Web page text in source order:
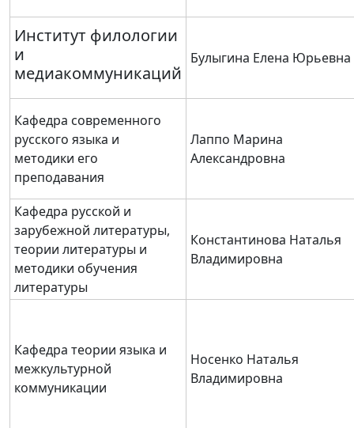
Институт филологии
и
медиакоммуникаций
Булыгина Елена Юрьевна
Кафедра современного
русского языка и
методики его
преподавания
Лаппо Марина
Александровна
Кафедра русской и
зарубежной литературы,
теории литературы и
методики обучения
литературы
Константинова Наталья
Владимировна
Кафедра теории языка и
межкультурной
коммуникации
Носенко Наталья
Владимировна